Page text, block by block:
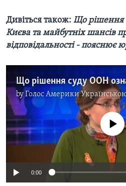
Дивіться також: Що рішення
Києва та майбутніх шансів
відповідальності - пояснює
byГолос Америки
No media source
0:00